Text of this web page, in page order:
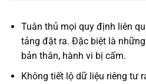
Tuân thủ mọi quy định liên
tảng đặt ra. Đặc biệt là
bản thân, hành vi bị cấm.
Không tiết lộ dữ liệu riêng tư